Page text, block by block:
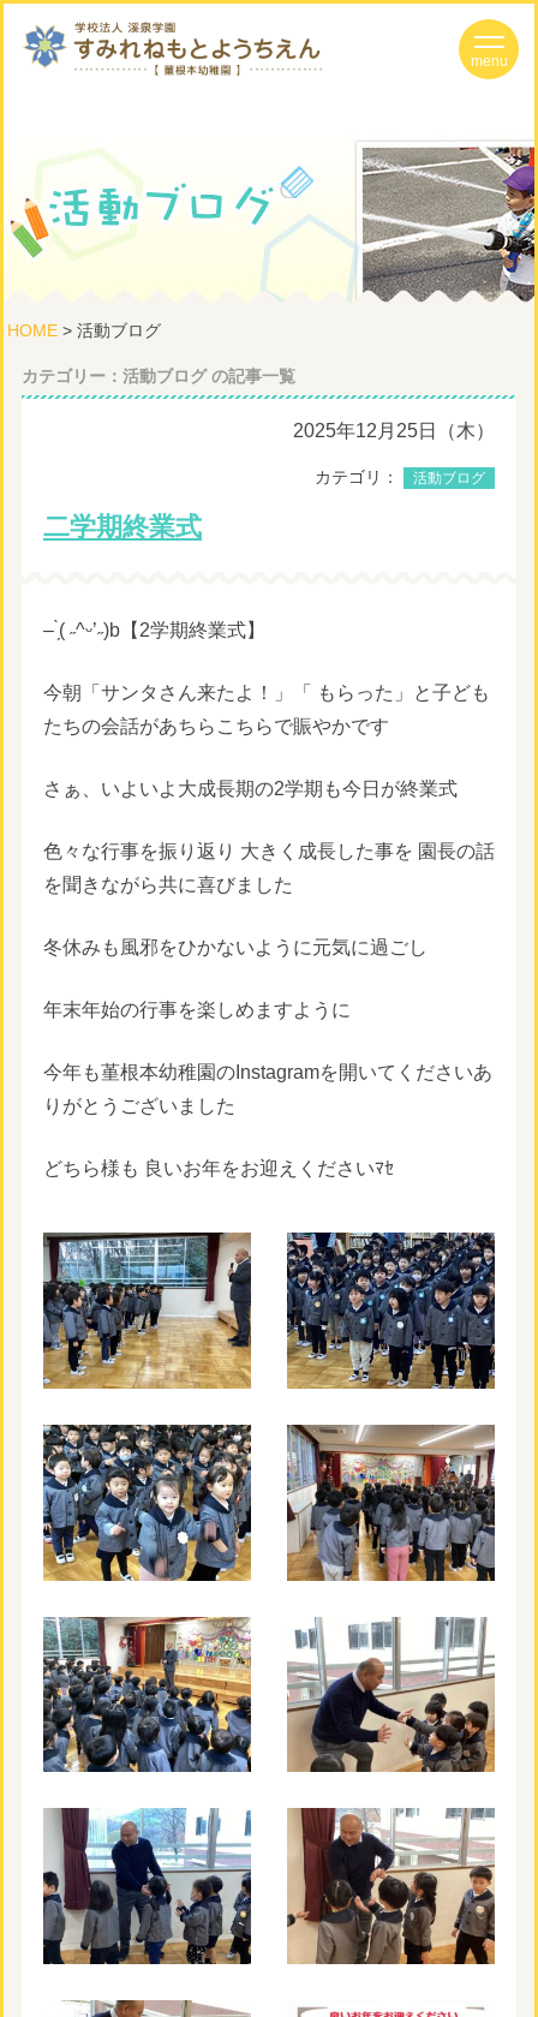
HOME> 活動ブログ
カテゴリー：活動ブログ の記事一覧
2025年12月25日（木）
カテゴリ： 活動ブログ
二学期終業式
– ̗̀( ˶^ᵕ’˶)b【2学期終業式】
今朝「サンタさん来たよ！」「 もらった」と子ども
たちの会話があちらこちらで賑やかです
さぁ、いよいよ大成長期の2学期も今日が終業式
色々な行事を振り返り 大きく成長した事を 園長の話
を聞きながら共に喜びました
冬休みも風邪をひかないように元気に過ごし
年末年始の行事を楽しめますように
今年も堇根本幼稚園のInstagramを開いてくださいあ
りがとうございました
どちら様も 良いお年をお迎えくださいﾏｾ